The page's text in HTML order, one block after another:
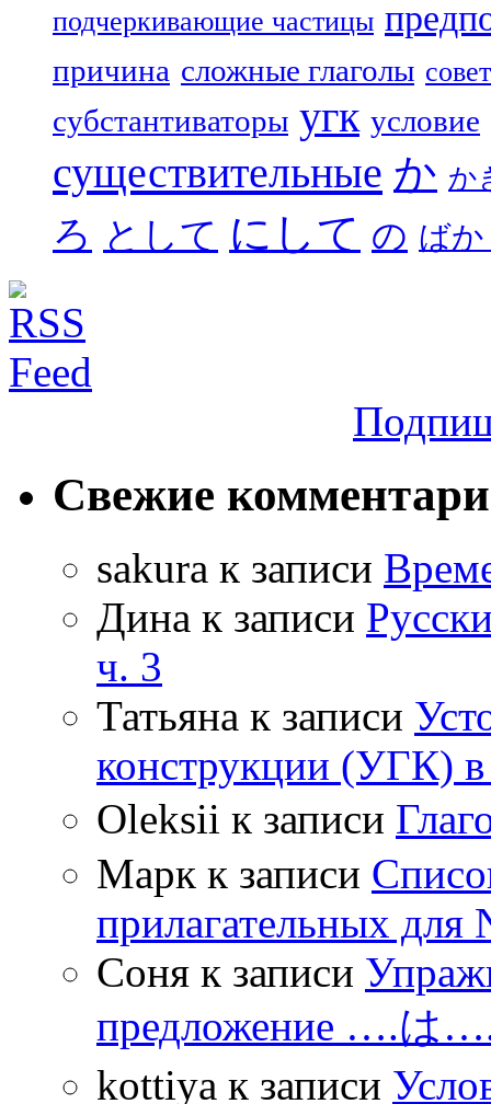
подчеркивающие частицы
причина сложные глаголы совет
субстантиваторы угк условие
существительные か か
ろ として にして の ば
Свежие
sakura к записи
Дина к записи
ч. 3
Татьяна к записи
конструкции (УГК) в
Oleksii к записи
Марк к записи
прилагательных для
Соня к записи
предложение ….は
kottiya к записи